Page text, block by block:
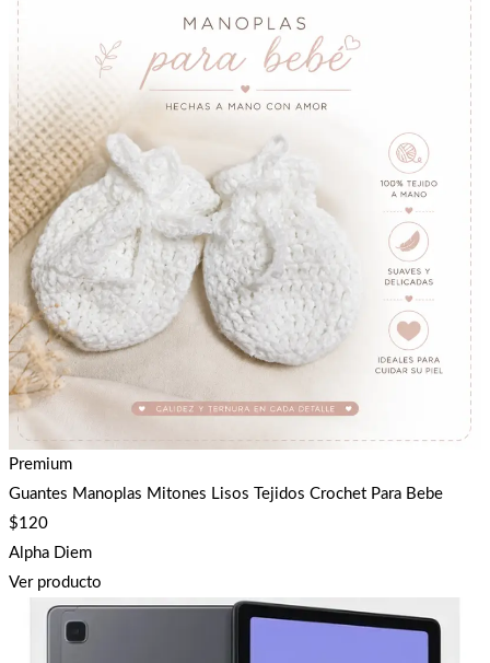
Premium
Guantes Manoplas Mitones Lisos Tejidos Crochet Para Bebe
$120
Alpha Diem
Ver producto